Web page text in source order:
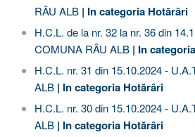
RÂU ALB | In categoria Hotărâri
H.C.L. de la nr. 32 la nr. 36 din
COMUNA RÂU ALB | In categoria
H.C.L. nr. 31 din 15.10.2024 -
ALB | In categoria Hotărâri
H.C.L. nr. 30 din 15.10.2024 -
ALB | In categoria Hotărâri